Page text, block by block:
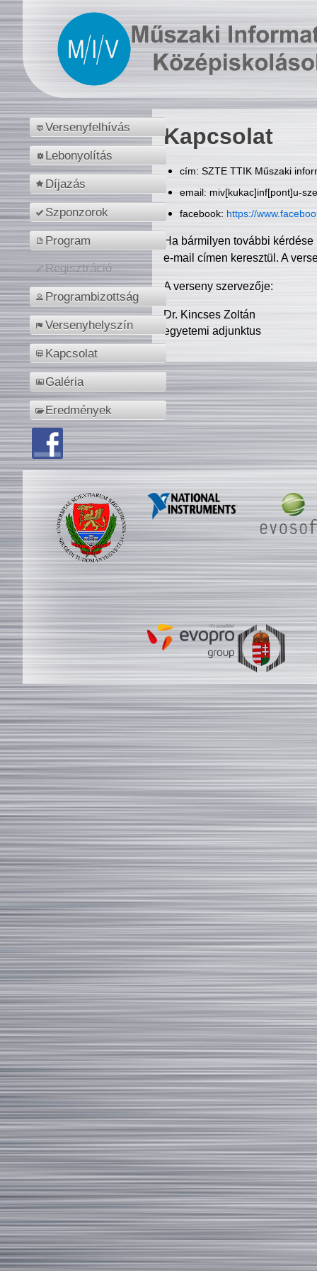
Versenyfelhívás
Lebonyolítás
Díjazás
Szponzorok
Program
Regisztráció
Programbizottság
Versenyhelyszín
Kapcsolat
Galéria
Eredmények
Kapcsolat
cím: SZTE TTIK Műszaki
email: miv[kukac]inf[pont]u-
facebook: https://
Ha bármilyen további
e-mail címen keresztül. A
A verseny szervezője:
Dr. Kincses Zoltán
egyetemi adjunktus